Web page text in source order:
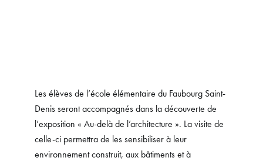
Les élèves de l’école élémentaire du Faubourg Saint-
Denis seront accompagnés dans la découverte de
l’exposition « Au-delà de l’architecture ». La visite de
celle-ci permettra de les sensibiliser à leur
environnement construit, aux bâtiments et à